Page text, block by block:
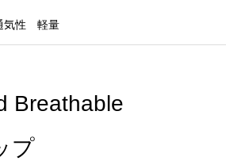
気性 軽量
Breathable
プ